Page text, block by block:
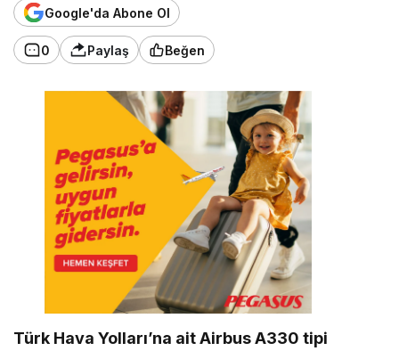
Google'da Abone Ol
0 Paylaş Beğen
Türk Hava Yolları’na ait Airbus A330 tipi